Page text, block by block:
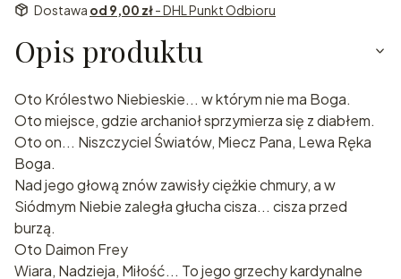
Dostawa od 9,00 zł- DHL Punkt Odbioru
Opis produktu
Oto Królestwo Niebieskie... w którym nie ma Boga.
Oto miejsce, gdzie archanioł sprzymierza się z diabłem.
Oto on... Niszczyciel Światów, Miecz Pana, Lewa Ręka
Boga.
Nad jego głową znów zawisły ciężkie chmury, a w
Siódmym Niebie zaległa głucha cisza... cisza przed
burzą.
Oto Daimon Frey
Wiara, Nadzieja, Miłość... To jego grzechy kardynalne